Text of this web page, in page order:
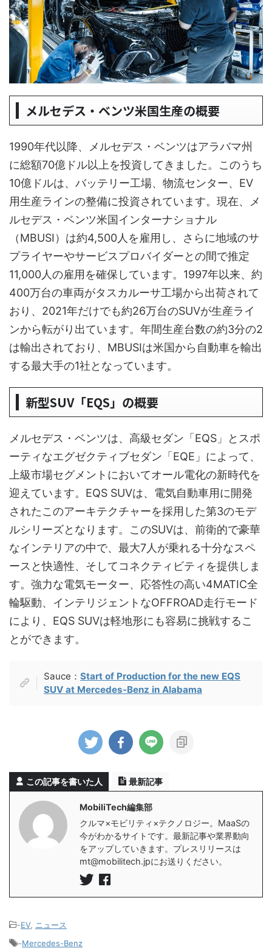
メルセデス・ベンツ米国生産の概要
1990年代以降、メルセデス・ベンツはアラバマ州
に総額70億ドル以上を投資してきました。このうち
10億ドルは、バッテリー工場、物流センター、EV
用生産ラインの整備に投資されています。現在、メ
ルセデス・ベンツ米国インターナショナル
（MBUSI）は約4,500人を雇用し、さらに地域のサ
プライヤーやサービスプロバイダーとの間で推定
11,000人の雇用を確保しています。1997年以来、約
400万台の車両がタスカルーサ工場から出荷されて
おり、2021年だけでも約26万台のSUVが生産ライ
ンから転がり出ています。年間生産台数の約3分の2
は輸出されており、MBUSIは米国から自動車を輸出
する最大手の1社となっています。
新型SUV「EQS」の概要
メルセデス・ベンツは、高級セダン「EQS」とスポ
ーティなエグゼクティブセダン「EQE」によって、
上級市場セグメントにおいてオール電化の新時代を
迎えています。EQS SUVは、電気自動車用に開発
されたこのアーキテクチャーを採用した第3のモデ
ルシリーズとなります。このSUVは、前衛的で豪華
なインテリアの中で、最大7人が乗れる十分なスペ
ースと快適性、そしてコネクティビティを提供しま
す。強力な電気モーター、応答性の高い4MATIC全
輪駆動、インテリジェントなOFFROAD走行モード
により、EQS SUVは軽地形にも容易に挑戦するこ
とができます。
Sauce：Start of Production for the new EQS
SUV at Mercedes-Benz in Alabama
この記事を書いた人 最新記事
MobiliTech編集部
クルマ×モビリティ×テクノロジー。MaaSの
今がわかるサイトです。最新記事や業界動向
をアップしていきます。プレスリリースは
mt@mobilitech.jpにお送りください。
-EV, ニュース
-Mercedes-Benz